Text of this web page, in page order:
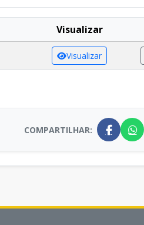
Visualizar
Visualizar
COMPARTILHAR: